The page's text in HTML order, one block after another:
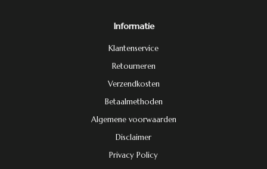
Informatie
Klantenservice
Retourneren
Verzendkosten
Betaalmethoden
Algemene voorwaarden
Disclaimer
Privacy Policy